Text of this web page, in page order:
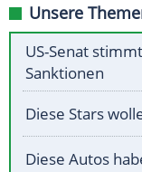
Unsere
US-Senat
Sanktionen
Diese Stars
Diese Autos